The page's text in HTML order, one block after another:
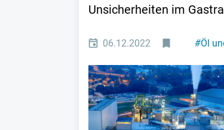
Unsicherheiten im
06.12.2022 #Öl